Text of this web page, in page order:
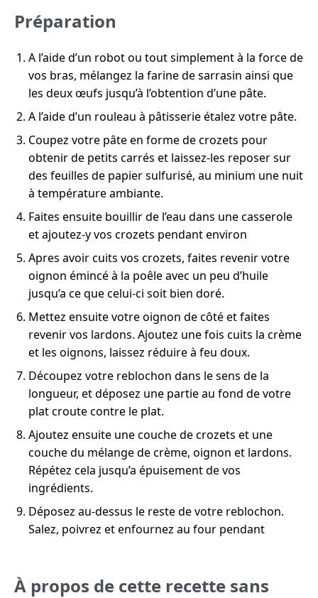
Préparation
A l’aide d’un robot ou tout simplement à la force de
vos bras, mélangez la farine de sarrasin ainsi que
les deux œufs jusqu’à l’obtention d’une pâte.
A l’aide d’un rouleau à pâtisserie étalez votre pâte.
Coupez votre pâte en forme de crozets pour
obtenir de petits carrés et laissez-les reposer sur
des feuilles de papier sulfurisé, au minium une nuit
à température ambiante.
Faites ensuite bouillir de l’eau dans une casserole
et ajoutez-y vos crozets pendant environ
Apres avoir cuits vos crozets, faites revenir votre
oignon émincé à la poêle avec un peu d’huile
jusqu’a ce que celui-ci soit bien doré.
Mettez ensuite votre oignon de côté et faites
revenir vos lardons. Ajoutez une fois cuits la crème
et les oignons, laissez réduire à feu doux.
Découpez votre reblochon dans le sens de la
longueur, et déposez une partie au fond de votre
plat croute contre le plat.
Ajoutez ensuite une couche de crozets et une
couche du mélange de crème, oignon et lardons.
Répétez cela jusqu’a épuisement de vos
ingrédients.
Déposez au-dessus le reste de votre reblochon.
Salez, poivrez et enfournez au four pendant
À propos de cette recette sans